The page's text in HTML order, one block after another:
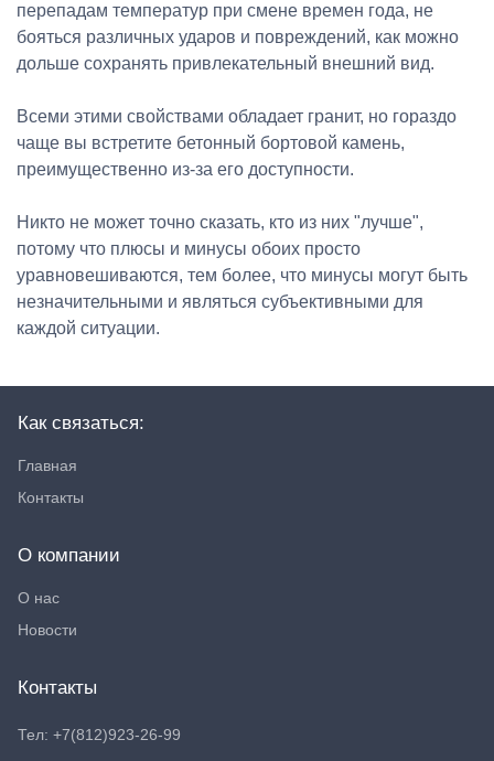
перепадам температур при смене времен года, не
бояться различных ударов и повреждений, как можно
дольше сохранять привлекательный внешний вид.
Всеми этими свойствами обладает гранит, но гораздо
чаще вы встретите бетонный бортовой камень,
преимущественно из-за его доступности.
Никто не может точно сказать, кто из них "лучше",
потому что плюсы и минусы обоих просто
уравновешиваются, тем более, что минусы могут быть
незначительными и являться субъективными для
каждой ситуации.
Как связаться:
Главная
Контакты
О компании
О нас
Новости
Контакты
Тел: +7(812)923-26-99